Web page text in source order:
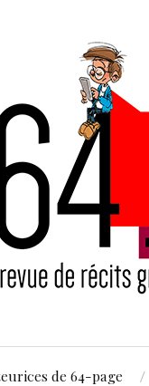
de 64-page